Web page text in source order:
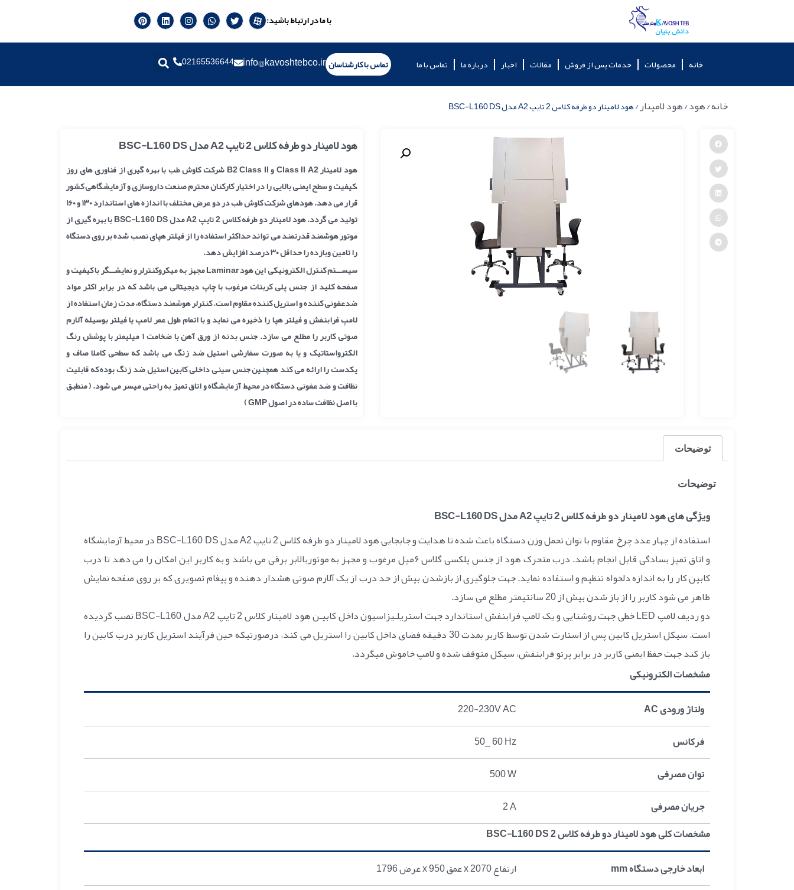
با ما در ارتباط باشید:
خانه محصولات خدمات پس از فروش مقالات اخبار درباره ما تماس با ما تماس با کارشناسانinfo@kavoshtebco.ir
02165536644
خانه/هود/هود لامینار/ هود لامینار دو طرفه کلاس 2 تایپ A2 مدل BSC-L160 DS
هود لامینار دو طرفه کلاس 2 تایپ A2 مدل BSC-L160 DS
هود لامینار Class II A2 و B2 Class II شرکت کاوش طب با بهره گیری از فناوری های روز
،کیفیت و سطح ایمنی بالایی را در اختیار کارکنان محترم صنعت داروسازی و آزمایشگاهی کشور
قرار می دهد. هودهای شرکت کاوش طب در دو عرض مختلف با اندازه های استاندارد ١٣٠ و ١۶٠
تولید می گردد. هود لامینار دو طرفه کلاس 2 تایپ A2 مدل BSC-L160 DS با بهره گیری از
موتور ھوشمند قدرتمند می تواند حداکثر استفاده را از فیلتر هپای نصب شده بر روی دستگاه
را تامین وبازده را حداقل ٣٠ درصد افزایش دهد.
سیســتم کنترل الکترونیکی این هود Laminar مجهز به میکروکنترلر و نمایشــگر با کیفیت و
صفحه کلید از جنس پلی کربنات مرغوب با چاپ دیجیتالی می باشد که در برابر اکثر مواد
ضدعفونی کننده و استریل کننده مقاوم است. کنترلر ھوشمند دستگاه، مدت زمان استفاده از
لامپ فرابنفش و فیلتر هپا را ذخیره می نماید و با اتمام طول عمر لامپ یا فیلتر بوسیله آلارم
صوتی کاربر را مطلع می سازد. جنس بدنه از ورق آهن با ضخامت ١ میلیمتر با پوشش رنگ
الکترواستاتیک و یا به صورت سفارشی استیل ضد زنگ می باشد که سطحی کاملا صاف و
یکدست را ارائه می کند همچنین جنس سینی داخلی کابین استیل ضد زنگ بوده که قابلیت
نظافت و ضد عفونی دستگاه در محیط آزمایشگاه و اتاق تمیز به راحتی میسر می شود. ( منطبق
با اصل نظافت ساده در اصول GMP )
توضیحات
توضیحات
ویژگی های هود لامینار دو طرفه کلاس 2 تایپ A2 مدل BSC-L160 DS
استفاده از چهار عدد چرخ مقاوم با توان تحمل وزن دستگاه باعث شده تا هدایت و جابجایی هود لامینار دو طرفه کلاس 2 تایپ A2 مدل BSC-L160 DS در محیط آزمایشگاه
و اتاق تمیز بسادگی قابل انجام باشد. درب متحرک هود از جنس پلکسی گلاس ۶میل مرغوب و مجهز به موتوربالابر برقی می باشد و به کاربر این امکان را می دهد تا درب
کابین کار را به اندازه دلخواه تنظیم و استفاده نماید. جهت جلوگیری از بازشدن بیش از حد درب از یک آلارم صوتی هشدار دهنده و پیغام تصویری که بر روی صفحه نمایش
ظاهر می شود کاربر را از باز شدن بیش از 20 سانتیمتر مطلع می سازد.
دو ردیف لامپ LED خطی جهت روشنایی و یک لامپ فرابنفش استاندارد جهت استریلـیزاسیون داخل کابیـن هود لامینار کلاس 2 تایپ A2 مدل BSC-L160 نصب گردیده
است. سیکل استریل کابین پس از استارت شدن توسط کاربر بمدت 30 دقیقه فضای داخل کابین را استریل می کند، درصورتیکه حین فرآیند استریل کاربر درب کابین را
باز کند جهت حفظ ایمنی کاربر در برابر پرتو فرابنفش، سیکل متوقف شده و لامپ خاموش میگردد.
مشخصات الکترونیکی
ولتاژ ورودی AC
220-230V AC
فرکانس
50_ 60 Hz
توان مصرفی
500 W
جریان مصرفی
2 A
مشخصات کلی هود لامینار دو طرفه کلاس 2 BSC-L160 DS
ابعاد خارجی دستگاه mm
عرض 1796 x عمق 950 x ارتفاع 2070